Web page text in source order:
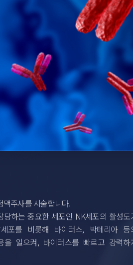
맥주사를 시술합니다.
하는 중요한 세포인 NK세포의 활성도
포를 비롯해 바이러스, 박테리아 등
일으켜, 바이러스를 빠르고 강력하